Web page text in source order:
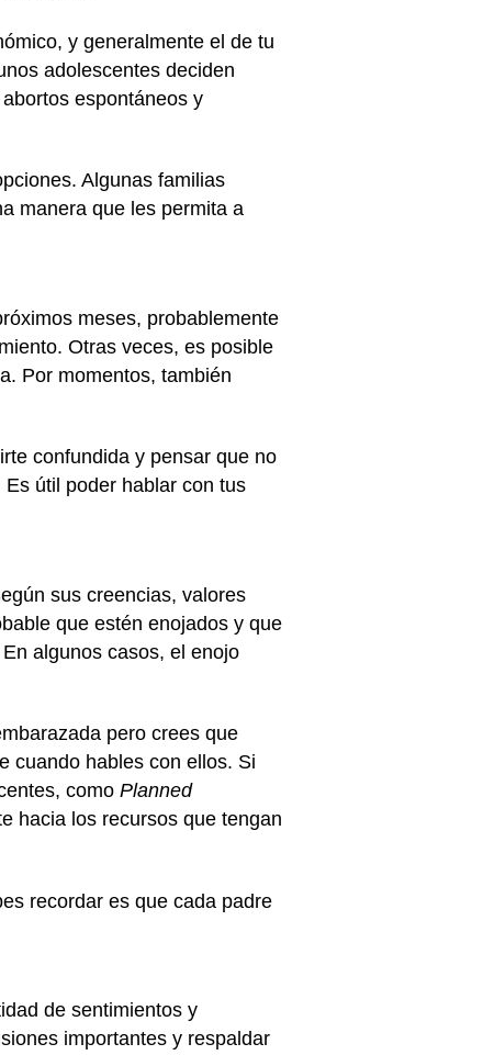
y generalmente el de tu
adolescentes deciden
espontáneos y
Algunas familias
manera que les permita a
meses, probablemente
Otras veces, es posible
Por momentos, también
confundida y pensar que no
útil poder hablar con tus
sus creencias, valores
que estén enojados y que
algunos casos, el enojo
pero crees que
cuando hables con ellos. Si
como Planned
hacia los recursos que tengan
recordar es que cada padre
de sentimientos y
importantes y respaldar